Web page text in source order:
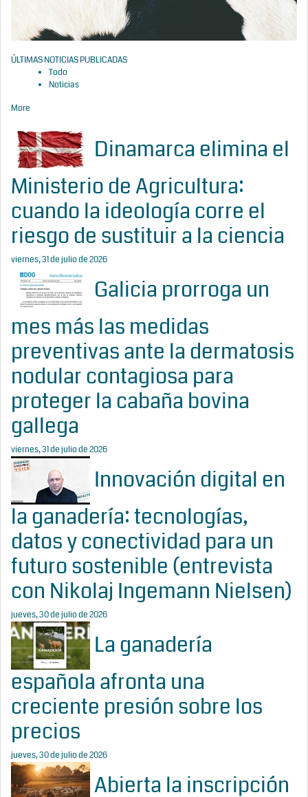
ÚLTIMAS NOTICIAS PUBLICADAS
Todo
Noticias
More
Dinamarca elimina el
Ministerio de Agricultura:
cuando la ideología corre el
riesgo de sustituir a la ciencia
viernes, 31 de julio de 2026
Galicia prorroga un
mes más las medidas
preventivas ante la dermatosis
nodular contagiosa para
proteger la cabaña bovina
gallega
viernes, 31 de julio de 2026
Innovación digital en
la ganadería: tecnologías,
datos y conectividad para un
futuro sostenible (entrevista
con Nikolaj Ingemann Nielsen)
jueves, 30 de julio de 2026
La ganadería
española afronta una
creciente presión sobre los
precios
jueves, 30 de julio de 2026
Abierta la inscripción